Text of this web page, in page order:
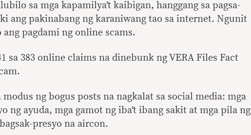
sa mga kapamilya’t kaibigan, hanggang sa pagsa-
ang pakinabang ng karaniwang tao sa internet. Ngunit
pagdami ng online scams.
sa 383 online claims na dinebunk ng VERA Files Fact
modus ng bogus posts na nagkalat sa social media: mga
ng ayuda, mga gamot ng iba’t ibang sakit at mga pila ng
presyo na aircon.